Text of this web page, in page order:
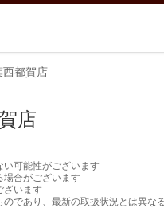
西都賀店
店
可能性がございます
場合がございます
ざいます
であり、最新の取扱状況とは異な